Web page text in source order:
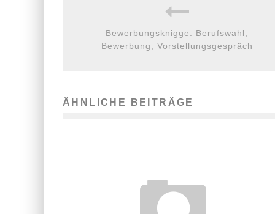
Bewerbungsknigge: Berufswahl,
Bewerbung, Vorstellungsgespräch
ÄHNLICHE BEITRÄGE